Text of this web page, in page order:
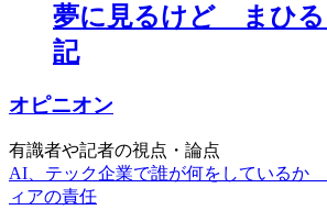
夢に見るけど まひる
記
オピニオン
有識者や記者の視点・論点
AI、テック企業で誰が何をしているか
ィアの責任